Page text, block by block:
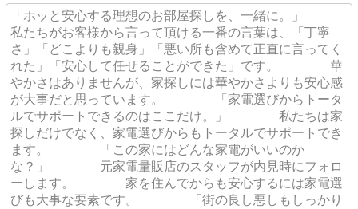
「ホッと安心する理想のお部屋探しを、一緒に。」
私たちがお客様から言って頂ける一番の言葉は、「丁寧
さ」「どこよりも親身」「悪い所も含めて正直に言ってく
れた」「安心して任せることができた」です。 華
やかさはありませんが、家探しには華やかさよりも安心感
が大事だと思っています。 「家電選びからトータ
ルでサポートできるのはここだけ。」 私たちは家
探しだけでなく、家電選びからもトータルでサポートでき
ます。 「この家にはどんな家電がいいのか
な？」 元家電量販店のスタッフが内見時にフォロ
ーします。 家を住んでからも安心するには家電選
びも大事な要素です。 「街の良し悪しもしっかり